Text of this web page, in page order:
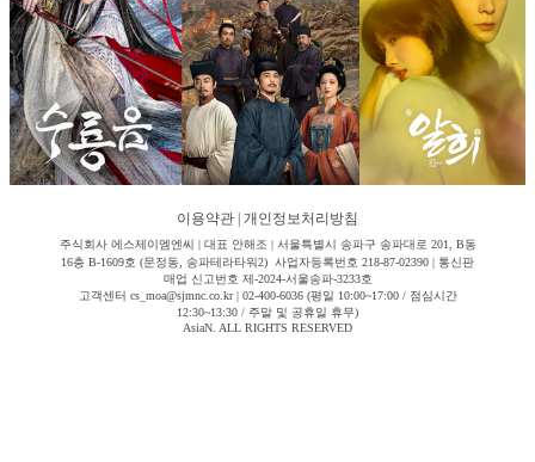
이용약관 개인정보처리방침
주식회사 에스제이엠엔씨 | 대표 안해조 | 서울특별시 송파구 송파대로 201, B동
16층 B-1609호 (문정동, 송파테라타워2) 사업자등록번호 218-87-02390 | 통신판
매업 신고번호 제-2024-서울송파-3233호
고객센터 cs_moa@sjmnc.co.kr | 02-400-6036 (평일 10:00~17:00 / 점심시간
12:30~13:30 / 주말 및 공휴일 휴무)
AsiaN. ALL RIGHTS RESERVED